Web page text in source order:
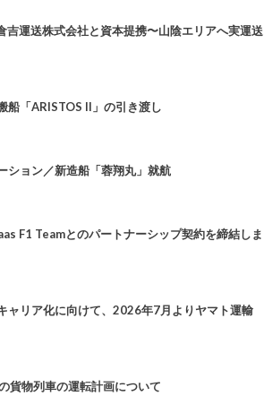
運送株式会社と資本提携〜山陰エリアへ実運送
船「ARISTOS II」の引き渡し
ション／新造船「蓉翔丸」就航
F1 Teamとのパートナーシップ契約を締結しま
ャリア化に向けて、2026年7月よりヤマト運輸
貨物列車の運転計画について